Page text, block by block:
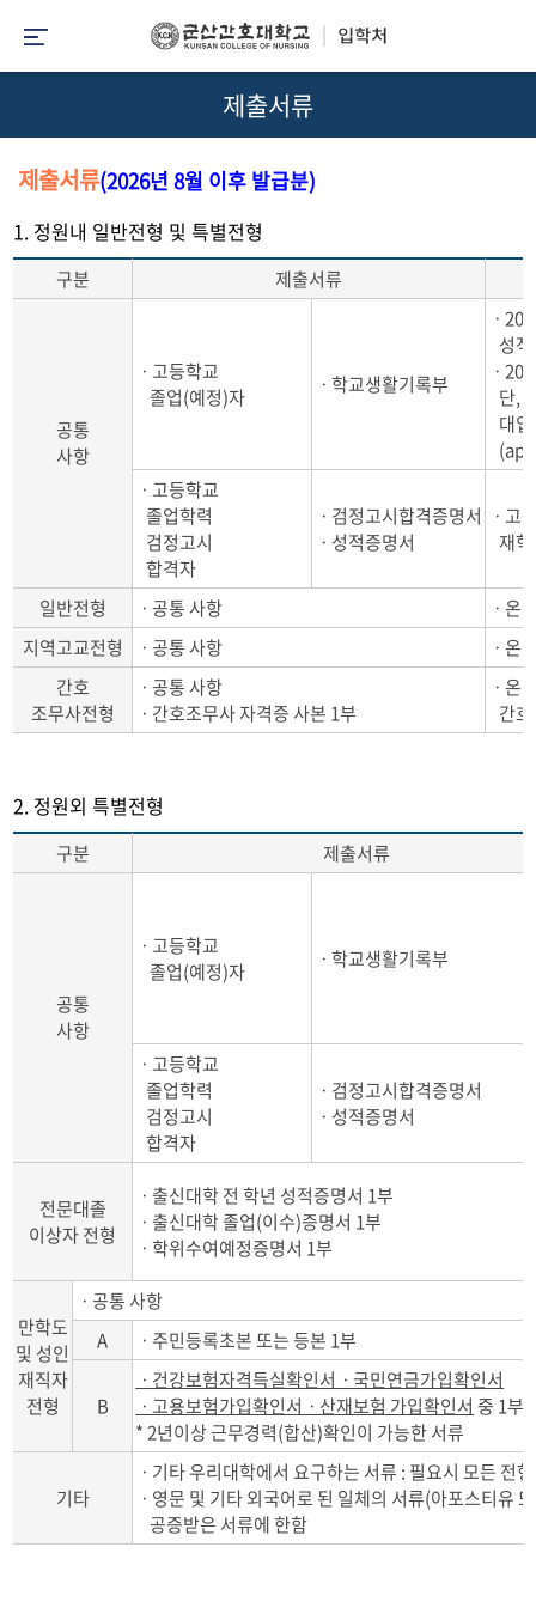
제출서류
제출서류(2026년 8월 이후 발급분)
1. 정원내 일반전형 및 특별전형
구분 제출서류
공통
사항
ㆍ고등학교
졸업(예정)자
ㆍ학교생활기록부
ㆍ
성
ㆍ
단,
대
ㆍ고등학교
졸업학력
검정고시
합격자
ㆍ검정고시합격증명서
ㆍ성적증명서
ㆍ고
재
일반전형 ㆍ공통 사항
ㆍ온
지역고교전형
ㆍ공통 사항
ㆍ온
간호
조무사전형
ㆍ공통 사항
ㆍ간호조무사 자격증 사본 1부
ㆍ온
간
2. 정원외 특별전형
구분 제출서류
공통
사항
ㆍ고등학교
졸업(예정)자
ㆍ학교생활기록부
ㆍ고등학교
졸업학력
검정고시
합격자
ㆍ검정고시합격증명서
ㆍ성적증명서
전문대졸
이상자 전형
ㆍ출신대학 전 학년 성적증명서 1부
ㆍ출신대학 졸업(이수)증명서 1부
ㆍ학위수여예정증명서 1부
만학도
및 성인
재직자
전형
ㆍ공통 사항
A
ㆍ주민등록초본 또는 등본 1부
B
ㆍ건강보험자격득실확인서ㆍ국민연금가입확인서
ㆍ고용보험가입확인서ㆍ산재보험 가입확인서 중 1부
* 2년이상 근무경력(합산)확인이 가능한 서류
기타
ㆍ기타 우리대학에서 요구하는 서류 : 필요시 모든 전
ㆍ영문 및 기타 외국어로 된 일체의 서류(아포스티유
공증받은 서류에 한함